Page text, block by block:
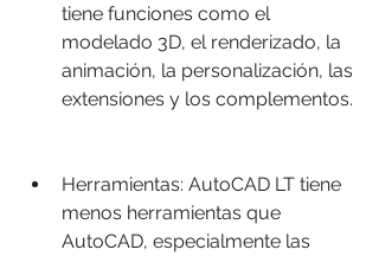
tiene funciones como el
modelado 3D, el renderizado, la
animación, la personalización, las
extensiones y los complementos.
Herramientas: AutoCAD LT tiene
menos herramientas que
AutoCAD, especialmente las